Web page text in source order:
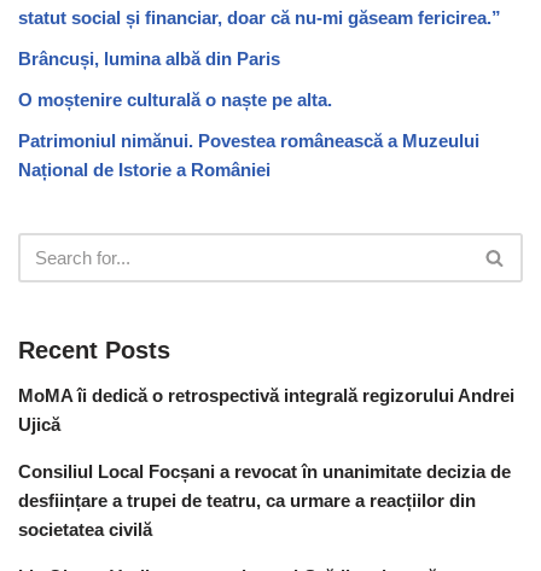
statut social și financiar, doar că nu-mi găseam fericirea.”
Brâncuși, lumina albă din Paris
O moștenire culturală o naște pe alta.
Patrimoniul nimănui. Povestea românească a Muzeului
Național de Istorie a României
Recent Posts
MoMA îi dedică o retrospectivă integrală regizorului Andrei
Ujică
Consiliul Local Focșani a revocat în unanimitate decizia de
desființare a trupei de teatru, ca urmare a reacțiilor din
societatea civilă